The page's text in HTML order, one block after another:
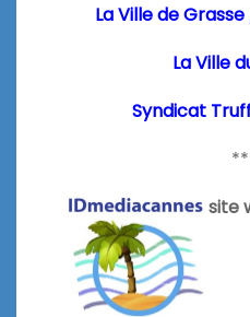
La Ville de
La Ville
Syndicat
site